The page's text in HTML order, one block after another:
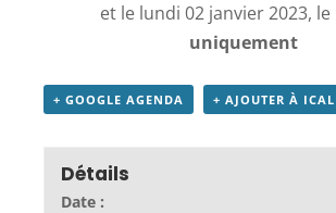
et le lundi 02 janvier 2023, le
uniquement
+ GOOGLE AGENDA + AJOUTER À
Détails
Date :